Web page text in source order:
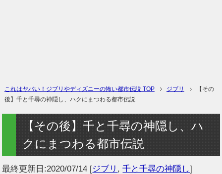
これはヤバい！ジブリやディズニーの怖い都市伝説 TOP ジブリ
【その
後】千と千尋の神隠し、ハクにまつわる都市伝説
【その後】千と千尋の神隠し、ハ
クにまつわる都市伝説
最終更新日:2020/07/14 [ジブリ ,千と千尋の神隠し]